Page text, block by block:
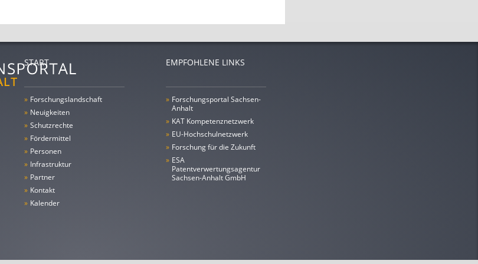
START
» Forschungs­landschaft
» Neuigkeiten
» Schutzrechte
» Fördermittel
» Personen
» Infrastruktur
» Partner
» Kontakt
» Kalender
EMPFOHLENE LINKS
» Forschungsportal Sachsen-
Anhalt
» KAT Kompetenznetzwerk
» EU-Hochschulnetzwerk
» Forschung für die Zukunft
» ESA
Patentverwertungsagentur
Sachsen-Anhalt GmbH